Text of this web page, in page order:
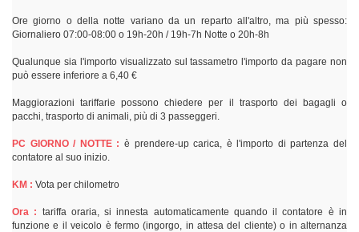
Ore giorno o della notte variano da un reparto all'altro, ma più spesso:
Giornaliero 07:00-08:00 o 19h-20h / 19h-7h Notte o 20h-8h
Qualunque sia l'importo visualizzato sul tassametro l'importo da pagare non
può essere inferiore a 6,40 €
Maggiorazioni tariffarie possono chiedere per il trasporto dei bagagli o
pacchi, trasporto di animali, più di 3 passeggeri.
PC GIORNO / NOTTE : è prendere-up carica, è l'importo di partenza del
contatore al suo inizio.
KM : Vota per chilometro
Ora : tariffa oraria, si innesta automaticamente quando il contatore è in
funzione e il veicolo è fermo (ingorgo, in attesa del cliente) o in alternanza